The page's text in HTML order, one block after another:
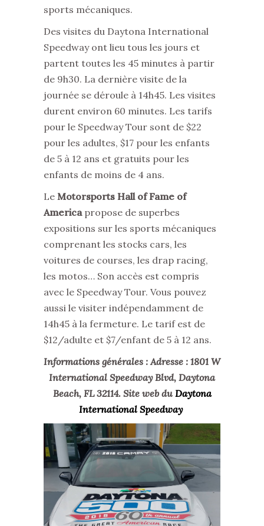
sports mécaniques.
Des visites du Daytona International
Speedway ont lieu tous les jours et
partent toutes les 45 minutes à partir
de 9h30. La dernière visite de la
journée se déroule à 14h45. Les visites
durent environ 60 minutes. Les tarifs
pour le Speedway Tour sont de $22
pour les adultes, $17 pour les enfants
de 5 à 12 ans et gratuits pour les
enfants de moins de 4 ans.
Le Motorsports Hall of Fame of
Americapropose de superbes
expositions sur les sports mécaniques
comprenant les stocks cars, les
voitures de courses, les drap racing,
les motos… Son accès est compris
avec le Speedway Tour. Vous pouvez
aussi le visiter indépendamment de
14h45 à la fermeture. Le tarif est de
$12/adulte et $7/enfant de 5 à 12 ans.
Informations générales : Adresse : 1801 W
International Speedway Blvd, Daytona
Beach, FL 32114. Site web du Daytona
International Speedway